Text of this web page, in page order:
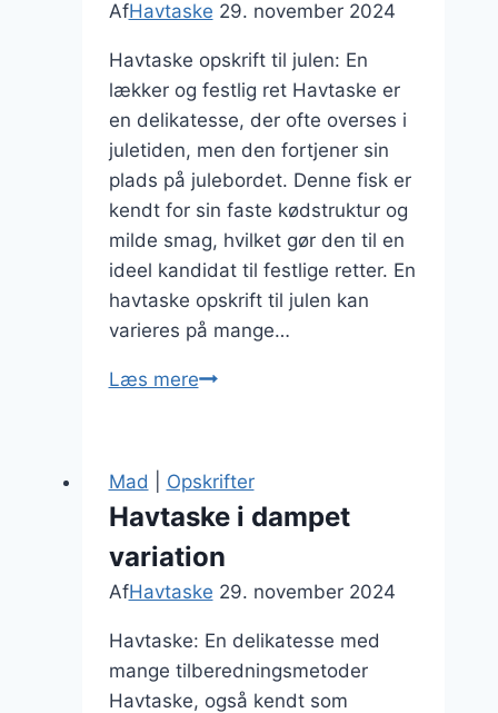
AfHavtaske 29. november 2024
Havtaske opskrift til julen: En
lækker og festlig ret Havtaske er
en delikatesse, der ofte overses i
juletiden, men den fortjener sin
plads på julebordet. Denne fisk er
kendt for sin faste kødstruktur og
milde smag, hvilket gør den til en
ideel kandidat til festlige retter. En
havtaske opskrift til julen kan
varieres på mange…
Læs mereHavtaske
Mad Opskrifter
Havtaske i dampet
variation
AfHavtaske 29. november 2024
Havtaske: En delikatesse med
mange tilberedningsmetoder
Havtaske, også kendt som